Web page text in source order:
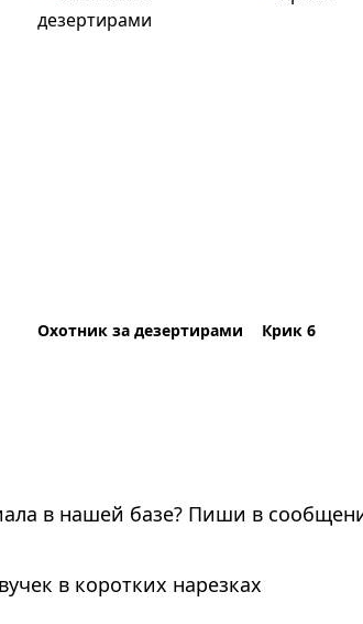
Охотник за дезертирами Крик 6
в нашей базе? Пиши в
в коротких нарезках